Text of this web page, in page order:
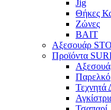
Jig
Θήκες
Ζώνες
BAIT
Αξεσουάρ
Προϊόντα
Τεχνητά